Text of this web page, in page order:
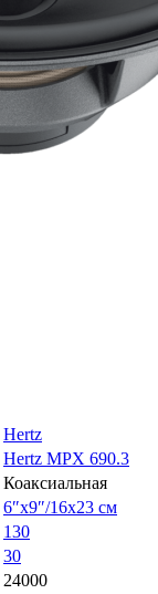
Hertz
Hertz MPX 690.3
Коаксиальная
6″х9″/16х23 см
130
30
24000